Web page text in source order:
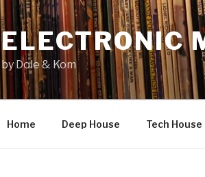
ELECTRONIC
by Dole & Kom
Home Deep House Tech House